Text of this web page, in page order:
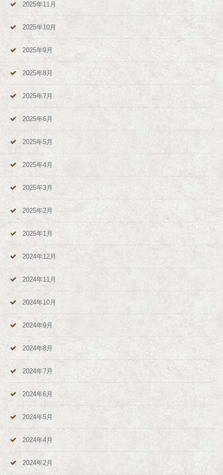
2025年11月
2025年10月
2025年9月
2025年8月
2025年7月
2025年6月
2025年5月
2025年4月
2025年3月
2025年2月
2025年1月
2024年12月
2024年11月
2024年10月
2024年9月
2024年8月
2024年7月
2024年6月
2024年5月
2024年4月
2024年2月